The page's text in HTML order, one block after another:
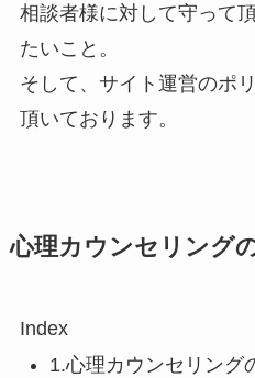
相談者様に対して守って
たいこと。
そして、サイト運営のポ
頂いております。
心理カウンセリング
Index
1.心理カウンセリング